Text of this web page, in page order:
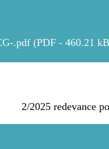
.pdf (PDF - 460.21
redevance pour